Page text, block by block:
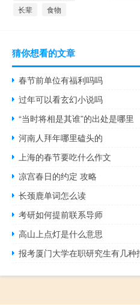
长辈 食物
猜你想看的文章
春节前单位有福利吗吗
过年可以看玄幻小说吗
“当时将相是其谁”的出处是哪里
河南人拜年哪里磕头的
上海的春节要吃什么作文
凉宫春日的约定 攻略
长颈鹿单词怎么读
考研如何提前联系导师
高山上点灯是什么意思
报考厦门大学在职研究生有几种